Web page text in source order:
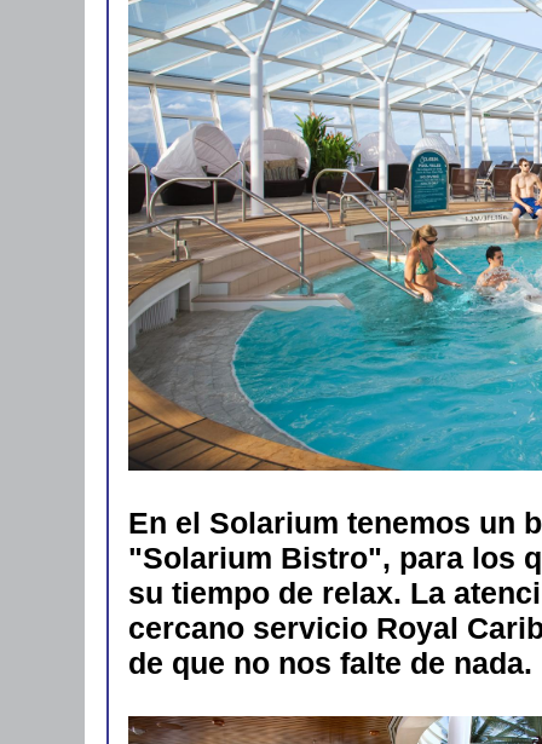
En el Solarium tenemos un
"Solarium Bistro", para los
su tiempo de relax. La
cercano servicio Royal
de que no nos falte de nada.